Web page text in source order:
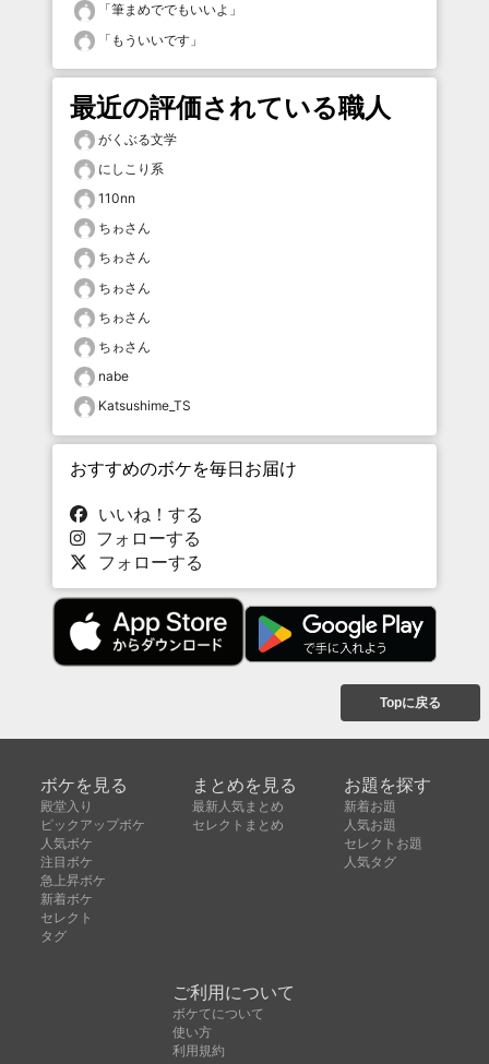
「筆まめででもいいよ 」
「 もういいです 」
最近の評価されている職人
がくぶる文学
にしこり系
110nn
ちゎさん
ちゎさん
ちゎさん
ちゎさん
ちゎさん
nabe
Katsushime_TS
おすすめのボケを毎日お届け
いいね！する
フォローする
フォローする
Topに戻る
ボケを見る
殿堂入り
ピックアップボケ
人気ボケ
注目ボケ
急上昇ボケ
新着ボケ
セレクト
タグ
まとめを見る
最新人気まとめ
セレクトまとめ
お題を探す
新着お題
人気お題
セレクトお題
人気タグ
ご利用について
ボケてについて
使い方
利用規約